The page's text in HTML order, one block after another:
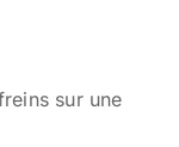
sur une